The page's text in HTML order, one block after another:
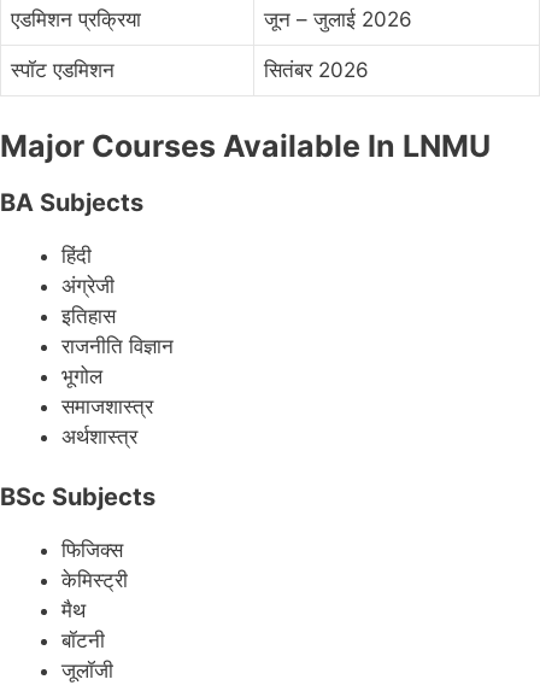
एडमिशन प्रक्रिया जून – जुलाई 2026
स्पॉट एडमिशन सितंबर 2026
Major Courses Available In LNMU
BA Subjects
हिंदी
अंग्रेजी
इतिहास
राजनीति विज्ञान
भूगोल
समाजशास्त्र
अर्थशास्त्र
BSc Subjects
फिजिक्स
केमिस्ट्री
मैथ
बॉटनी
जूलॉजी